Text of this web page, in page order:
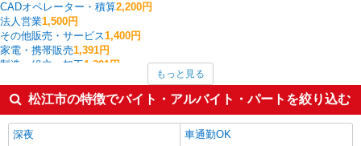
CADオペレーター・積算2,200円
法人営業1,500円
その他販売・サービス1,400円
家電・携帯販売1,391円
製造・組立・加工1,391円
梱包・仕分け・ピッキング 1,305円
医薬品・ドラッグストア1,300円
保育士・保育補助1,291円
松江市の他の職種の平均時給を見る
もっと見る
松江市の特徴でバイト・アルバイト・パートを絞り込む
深夜
車通勤OK